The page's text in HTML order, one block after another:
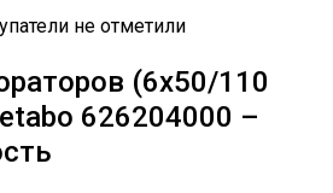
не отметили
(6х50/110
626204000 –